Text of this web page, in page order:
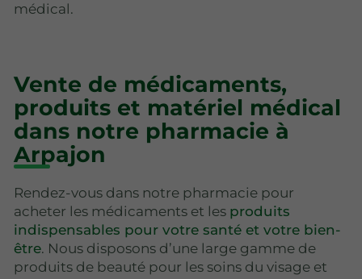
médical.
Vente de médicaments,
produits et matériel médical
dans notre pharmacie à
Arpajon
Rendez-vous dans notre pharmacie pour
acheter les médicaments et les produits
indispensables pour votre santé et votre bien-
être. Nous disposons d’une large gamme de
produits de beauté pour les soins du visage et